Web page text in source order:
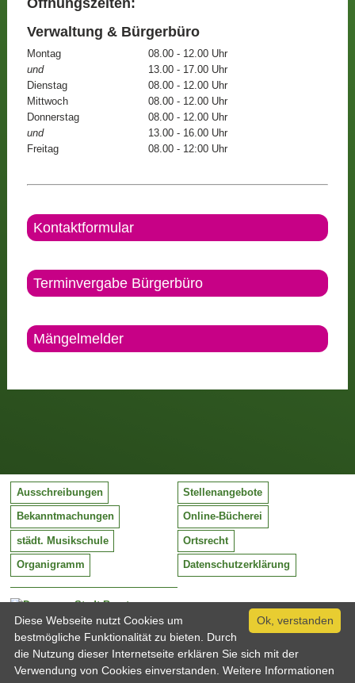
Öffnungszeiten:
Verwaltung & Bürgerbüro
Montag
08.00 - 12.00 Uhr
und
13.00 - 17.00 Uhr
Dienstag
08.00 - 12.00 Uhr
Mittwoch
08.00 - 12.00 Uhr
Donnerstag
08.00 - 12.00 Uhr
und
13.00 - 16.00 Uhr
Freitag
08.00 - 12:00 Uhr
Kontaktformular
Terminvergabe Bürgerbüro
Mängelmelder
Stadt Barntrup
Mittelstraße 38
32683 Barntrup
Tel:
Email:
05263 / 409-0
info@barntrup.de
Ausschreibungen Stellenangebote
Bekanntmachungen Online-Bücherei
städt. Musikschule Ortsrecht
Organigramm Datenschutzerklärung
Ok, verstanden
Diese Webseite nutzt Cookies um
bestmögliche Funktionalität zu bieten. Durch
die Nutzung dieser Internetseite erklären Sie sich mit der
Verwendung von Cookies einverstanden. Weitere Informationen